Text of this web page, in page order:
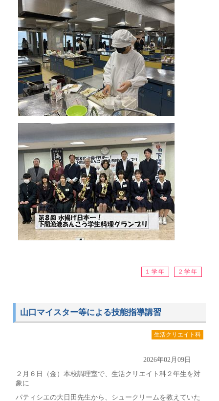
１学年 ２学年
山口マイスター等による技能指導講習
生活クリエイト科
2026年02月09日
２月６日（金）本校調理室で、生活クリエイト科２年生を対
象に
パティシエの大日田先生から、シュークリームを教えていた